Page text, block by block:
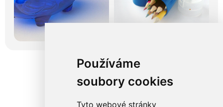
Používáme
soubory cookies
Tyto webové stránky